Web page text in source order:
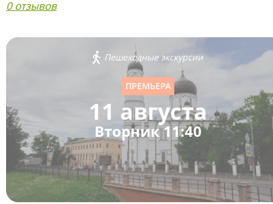
0 отзывов
Пешеходные экскурсии
ПРЕМЬЕРА
11 августа
Вторник 11:40